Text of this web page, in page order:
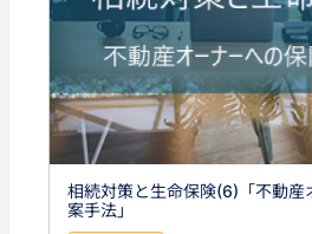
相続対策と生命保険(6)「不動産
案手法」